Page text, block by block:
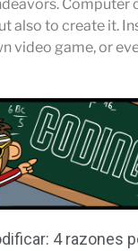
Computer
also to create it.
video game, or
4 razones